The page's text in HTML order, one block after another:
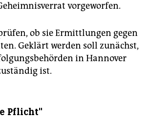
vorgeworfen.
ob sie Ermittlungen gegen
Geklärt werden soll zunächst,
in Hannover
ist.
Pflicht"